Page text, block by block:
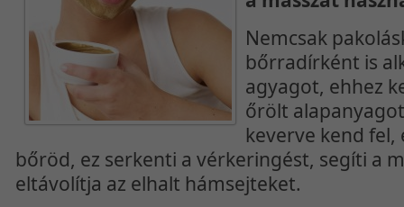
Nemcsak
bőrradírként is
agyagot, ehhez
őrölt
keverve kend fel,
bőröd, ez serkenti a vérkeringést, segíti a
eltávolítja az elhalt hámsejteket.